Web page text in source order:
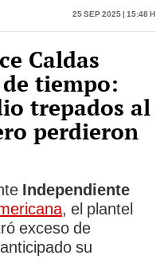
25 Sep 2025 | 15:48 h
Caldas
tiempo:
trepados al
perdieron
Independiente
, el plantel
exceso de
su